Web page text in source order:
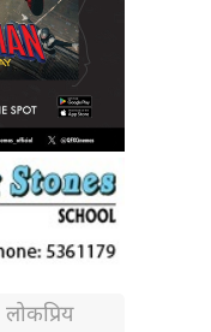
लोकप्रिय